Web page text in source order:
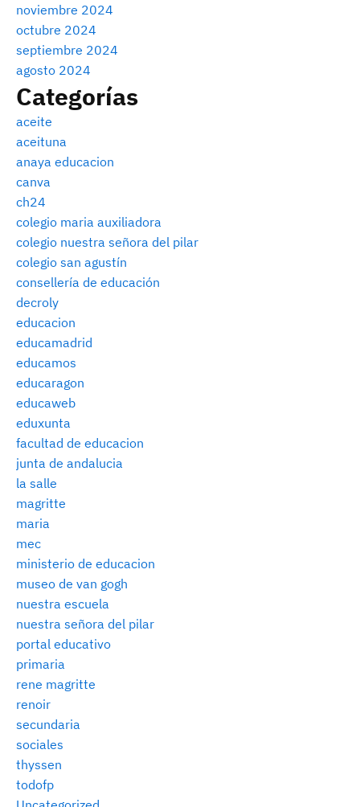
noviembre 2024
octubre 2024
septiembre 2024
agosto 2024
Categorías
aceite
aceituna
anaya educacion
canva
ch24
colegio maria auxiliadora
colegio nuestra señora del pilar
colegio san agustín
consellería de educación
decroly
educacion
educamadrid
educamos
educaragon
educaweb
eduxunta
facultad de educacion
junta de andalucia
la salle
magritte
maria
mec
ministerio de educacion
museo de van gogh
nuestra escuela
nuestra señora del pilar
portal educativo
primaria
rene magritte
renoir
secundaria
sociales
thyssen
todofp